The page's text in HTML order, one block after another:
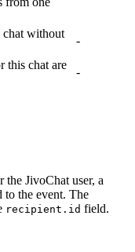
chat without
-
this chat are
-
the JivoChat user, a
the event. The
recipient.id field.